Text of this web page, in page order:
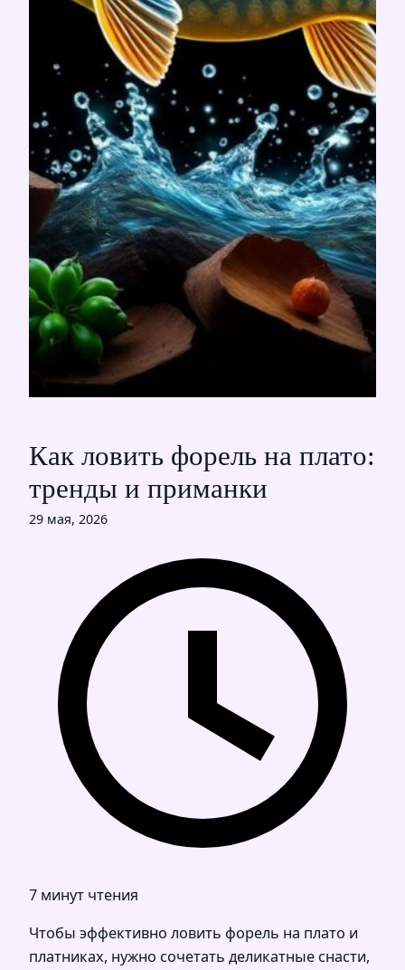
Как ловить форель на плато:
тренды и приманки
29 мая, 2026
7 минут чтения
Чтобы эффективно ловить форель на плато и
платниках, нужно сочетать деликатные снасти,